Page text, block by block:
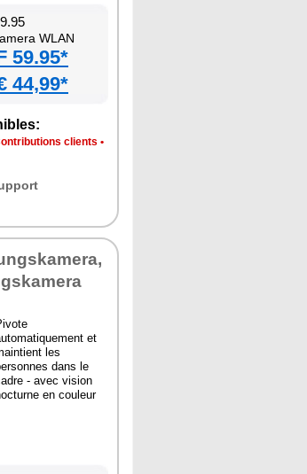
WLAN
59.95*
44,99*
clients •
et
les
dans le
- avec vision
en couleur